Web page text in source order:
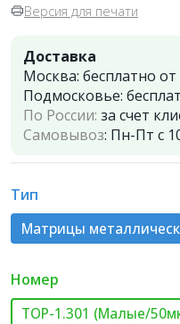
Версия для печати
Доставка
Москва: бесплатно от
Подмосковье:
По России: за счет
Самовывоз: Пн-Пт с
Тип
Матрицы
Номер
ТОР-1.301 (Малые/